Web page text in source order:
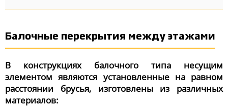
Балочные перекрытия между этажами
В конструкциях балочного типа несущим
элементом являются установленные на равном
расстоянии брусья, изготовлены из различных
материалов: